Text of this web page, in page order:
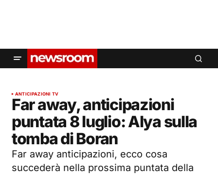
ANTICIPAZIONI TV
Far away, anticipazioni
puntata 8 luglio: Alya sulla
tomba di Boran
Far away anticipazioni, ecco cosa
succederà nella prossima puntata della